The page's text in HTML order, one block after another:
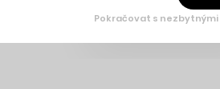
Pokračovat s